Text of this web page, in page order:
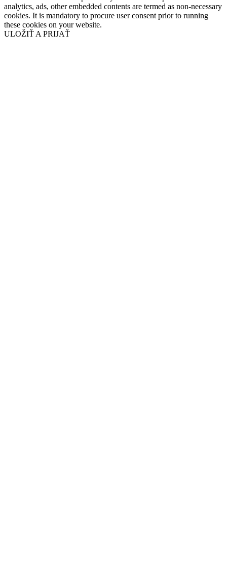
analytics, ads, other embedded contents are termed as non-necessary
cookies. It is mandatory to procure user consent prior to running
these cookies on your website.
ULOŽIŤ A PRIJAŤ